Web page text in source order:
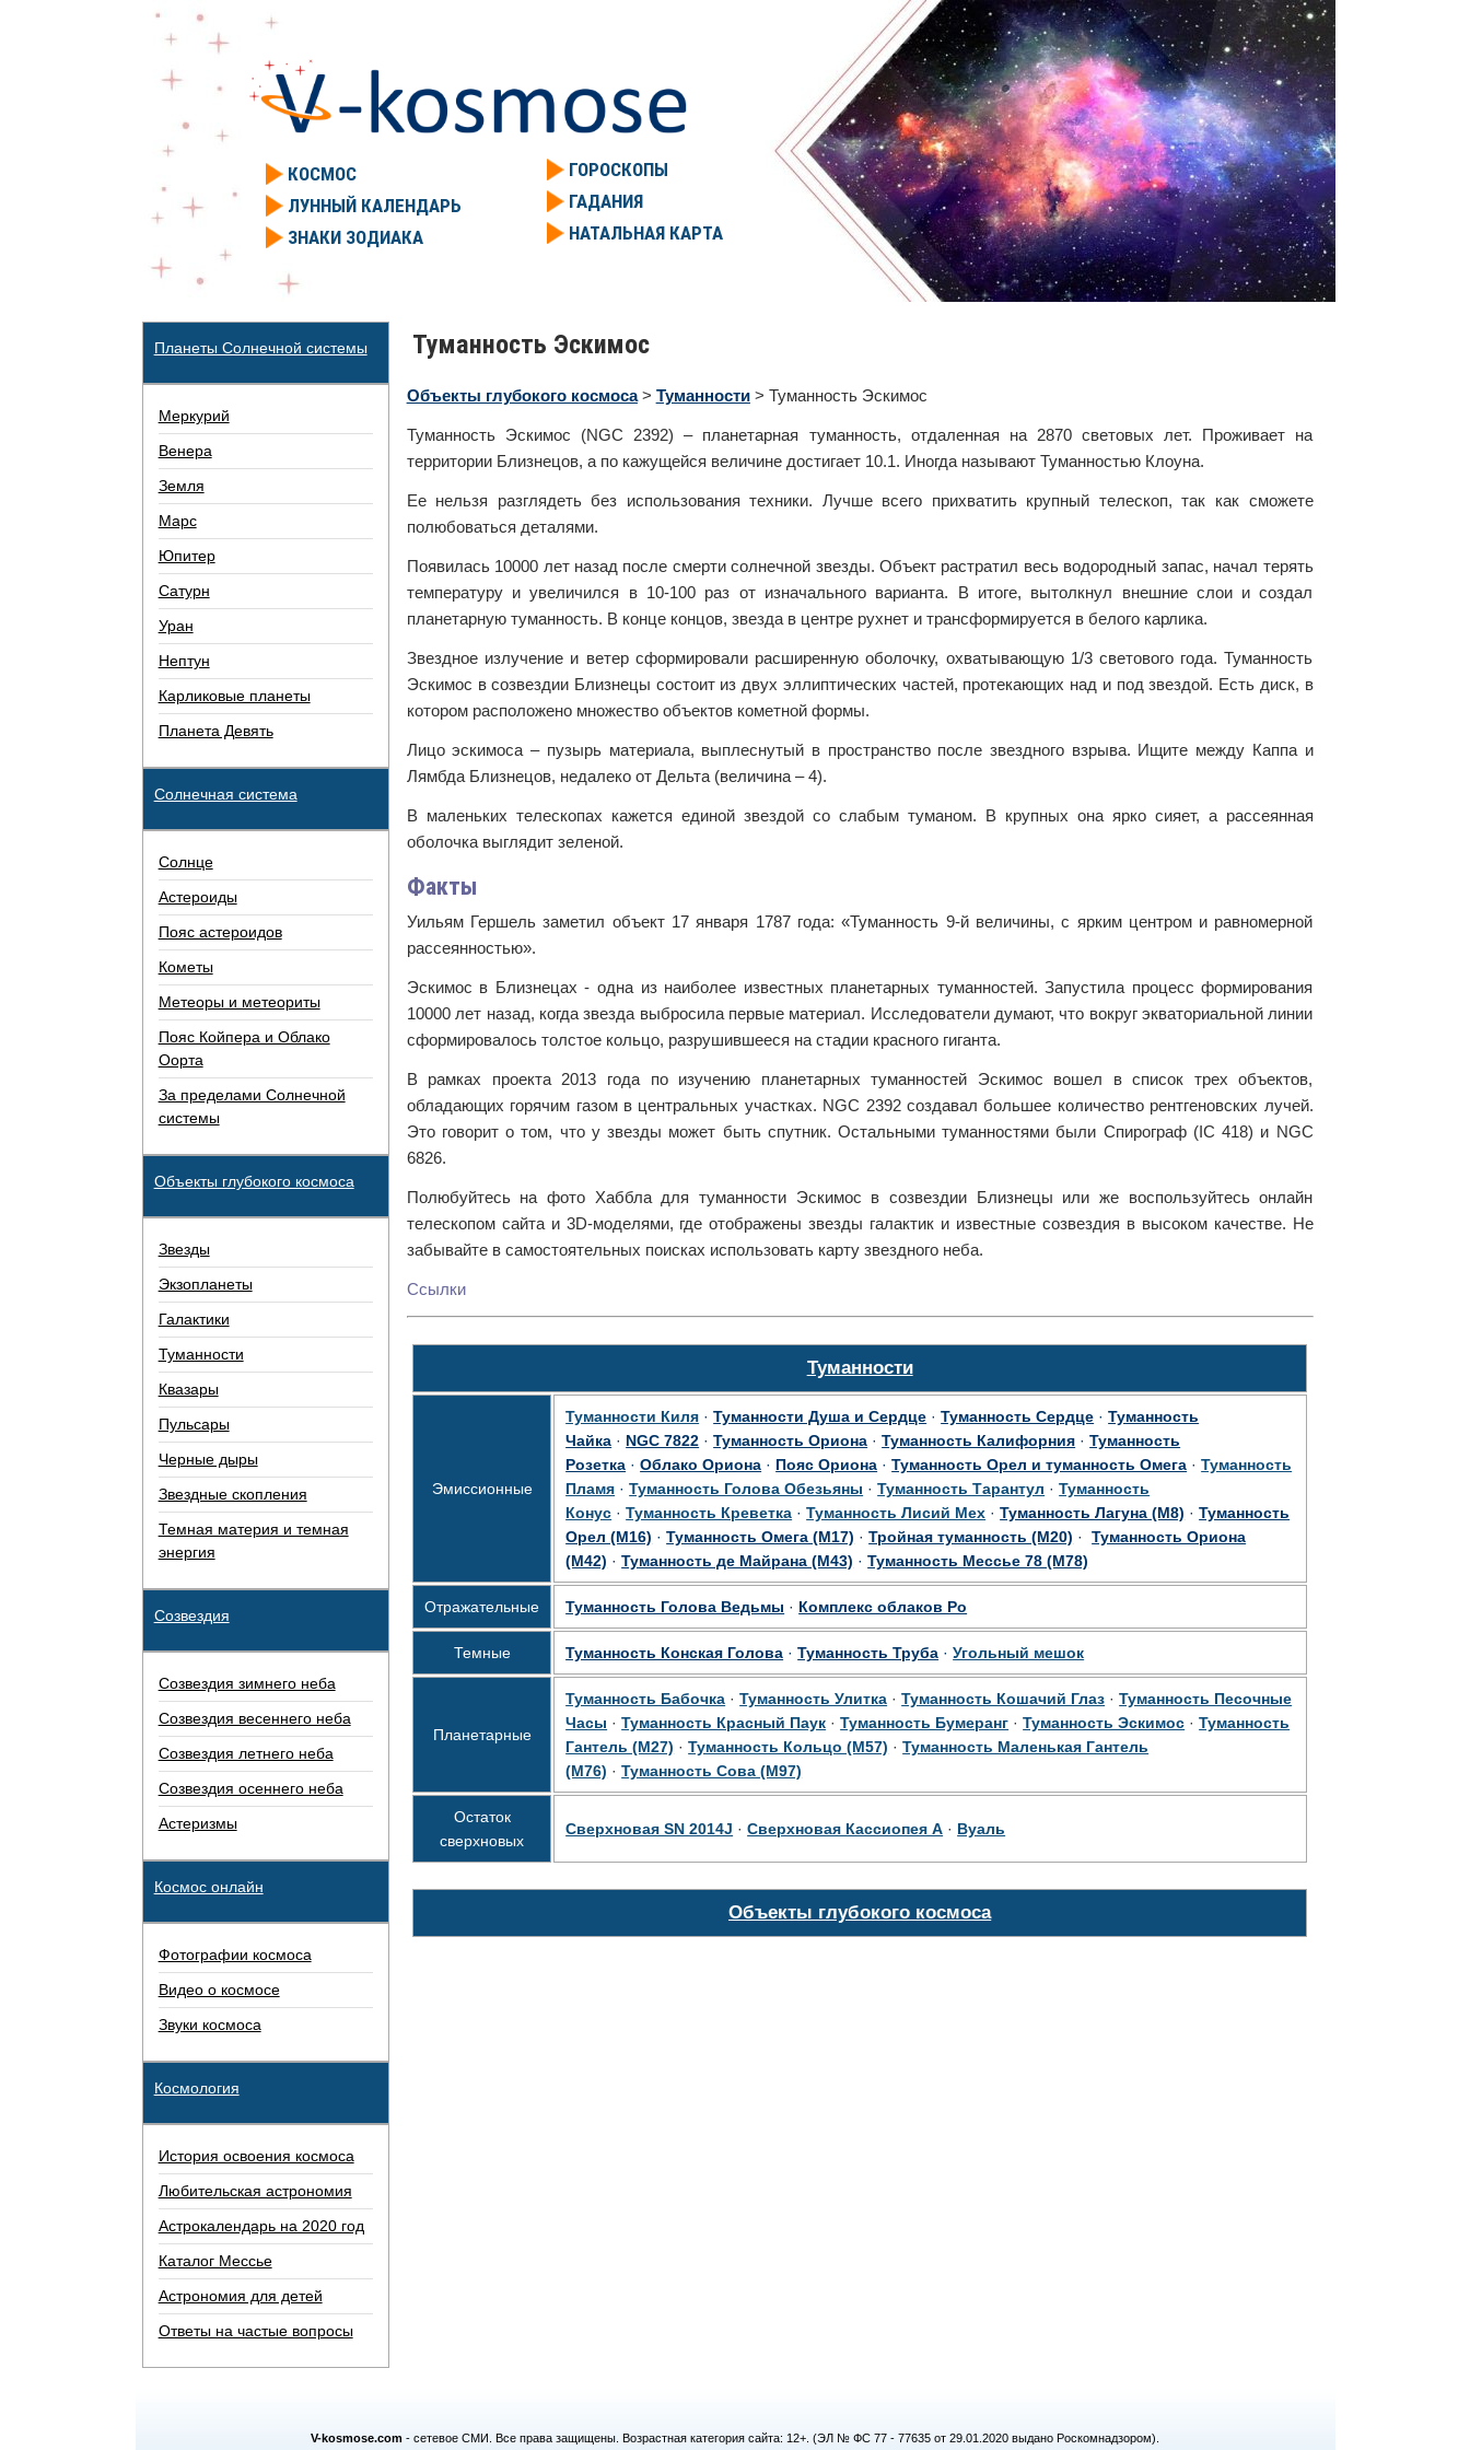
КОСМОС
ЛУННЫЙ КАЛЕНДАРЬ
ЗНАКИ ЗОДИАКА
ГОРОСКОПЫ
ГАДАНИЯ
НАТАЛЬНАЯ КАРТА
Туманность Эскимос
Объекты глубокого космоса> Туманности> Туманность Эскимос
Туманность Эскимос (NGC 2392) – планетарная туманность, отдаленная на 2870 световых лет. Проживает на
территории Близнецов, а по кажущейся величине достигает 10.1. Иногда называют Туманностью Клоуна.
Ее нельзя разглядеть без использования техники. Лучше всего прихватить крупный телескоп, так как сможете
полюбоваться деталями.
Появилась 10000 лет назад после смерти солнечной звезды. Объект растратил весь водородный запас, начал терять
температуру и увеличился в 10-100 раз от изначального варианта. В итоге, вытолкнул внешние слои и создал
планетарную туманность. В конце концов, звезда в центре рухнет и трансформируется в белого карлика.
Звездное излучение и ветер сформировали расширенную оболочку, охватывающую 1/3 светового года. Туманность
Эскимос в созвездии Близнецы состоит из двух эллиптических частей, протекающих над и под звездой. Есть диск, в
котором расположено множество объектов кометной формы.
Лицо эскимоса – пузырь материала, выплеснутый в пространство после звездного взрыва. Ищите между Каппа и
Лямбда Близнецов, недалеко от Дельта (величина – 4).
В маленьких телескопах кажется единой звездой со слабым туманом. В крупных она ярко сияет, а рассеянная
оболочка выглядит зеленой.
Факты
Уильям Гершель заметил объект 17 января 1787 года: «Туманность 9-й величины, с ярким центром и равномерной
рассеянностью».
Эскимос в Близнецах - одна из наиболее известных планетарных туманностей. Запустила процесс формирования
10000 лет назад, когда звезда выбросила первые материал. Исследователи думают, что вокруг экваториальной линии
сформировалось толстое кольцо, разрушившееся на стадии красного гиганта.
В рамках проекта 2013 года по изучению планетарных туманностей Эскимос вошел в список трех объектов,
обладающих горячим газом в центральных участках. NGC 2392 создавал большее количество рентгеновских лучей.
Это говорит о том, что у звезды может быть спутник. Остальными туманностями были Спирограф (IC 418) и NGC
6826.
Полюбуйтесь на фото Хаббла для туманности Эскимос в созвездии Близнецы или же воспользуйтесь онлайн
телескопом сайта и 3D-моделями, где отображены звезды галактик и известные созвездия в высоком качестве. Не
забывайте в самостоятельных поисках использовать карту звездного неба.
Ссылки
Туманности
Эмиссионные
Туманности Киля ·Туманности Душа и Сердце ·Туманность Сердце ·Туманность
Чайка · NGC 7822 ·Туманность Ориона ·Туманность Калифорния ·Туманность
Розетка ·Облако Ориона · Пояс Ориона ·Туманность Орел и туманность Омега ·Туманность
Пламя ·Туманность Голова Обезьяны ·Туманность Тарантул ·Туманность
Конус ·Туманность Креветка ·Туманность Лисий Мех ·Туманность Лагуна (М8) ·Туманность
Орел (М16) ·Туманность Омега (М17) ·Тройная туманность (М20) ·Туманность Ориона
(М42) ·Туманность де Майрана (М43) ·Туманность Мессье 78 (М78)
Отражательные Туманность Голова Ведьмы · Комплекс облаков Ро
Темные Туманность Конская Голова ·Туманность Труба ·Угольный мешок
Планетарные
Туманность Бабочка ·Туманность Улитка ·Туманность Кошачий Глаз ·Туманность Песочные
Часы ·Туманность Красный Паук ·Туманность Бумеранг ·Туманность Эскимос ·Туманность
Гантель (М27) ·Туманность Кольцо (М57) ·Туманность Маленькая Гантель
(М76) ·Туманность Сова (М97)
Остаток
сверхновых
Сверхновая SN 2014J ·Сверхновая Кассиопея А · Вуаль
Объекты глубокого космоса
Планеты Солнечной системы
Меркурий
Венера
Земля
Марс
Юпитер
Сатурн
Уран
Нептун
Карликовые планеты
Планета Девять
Солнечная система
Солнце
Астероиды
Пояс астероидов
Кометы
Метеоры и метеориты
Пояс Койпера и Облако
Оорта
За пределами Солнечной
системы
Объекты глубокого космоса
Звезды
Экзопланеты
Галактики
Туманности
Квазары
Пульсары
Черные дыры
Звездные скопления
Темная материя и темная
энергия
Созвездия
Созвездия зимнего неба
Созвездия весеннего неба
Созвездия летнего неба
Созвездия осеннего неба
Астеризмы
Космос онлайн
Фотографии космоса
Видео о космосе
Звуки космоса
Космология
История освоения космоса
Любительская астрономия
Астрокалендарь на 2020 год
Каталог Мессье
Астрономия для детей
Ответы на частые вопросы
V-kosmose.com - сетевое СМИ. Все права защищены. Возрастная категория сайта: 12+. (ЭЛ № ФС 77 - 77635 от 29.01.2020 выдано Роскомнадзором).